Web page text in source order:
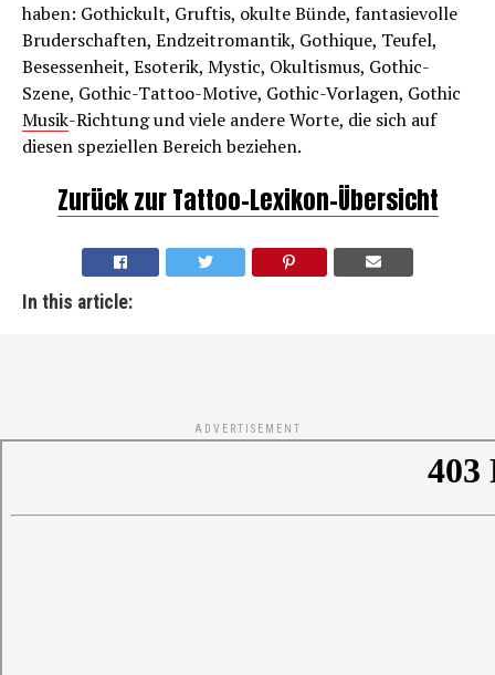
haben: Gothickult, Gruftis, okulte Bünde, fantasievolle
Bruderschaften, Endzeitromantik, Gothique, Teufel,
Besessenheit, Esoterik, Mystic, Okultismus, Gothic-
Szene, Gothic-Tattoo-Motive, Gothic-Vorlagen, Gothic
Musik-Richtung und viele andere Worte, die sich auf
diesen speziellen Bereich beziehen.
Zurück zur Tattoo-Lexikon-Übersicht
In this article:
ADVERTISEMENT